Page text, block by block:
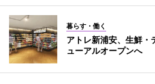
暮らす・働く
アトレ新浦安、生鮮・
ューアルオープンへ